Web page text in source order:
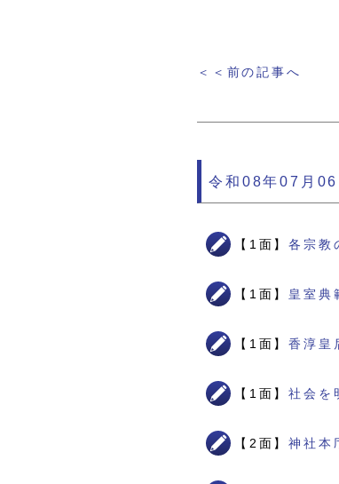
＜＜前の記事へ
令和08年07月06
【1面】各宗教
【1面】 皇室典
【1面】香淳皇
【1面】社会を
【2面】神社本